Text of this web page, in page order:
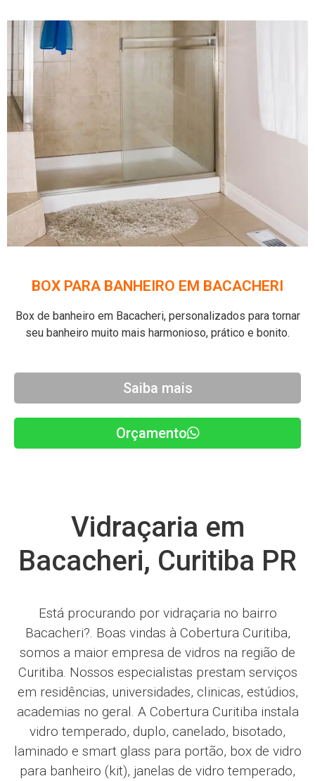
BOX PARA BANHEIRO EM BACACHERI
Box de banheiro em Bacacheri,personalizados para tornar
seu banheiro muito mais harmonioso, prático e bonito.
Saiba mais
Orçamento
Vidraçaria em
Bacacheri, Curitiba PR
Está procurando por vidraçaria no bairro
Bacacheri?. Boas vindas à Cobertura Curitiba,
somos a maior empresa de vidros na região de
Curitiba. Nossos especialistas prestam serviços
em residências, universidades, clinicas, estúdios,
academias no geral. A Cobertura Curitiba instala
vidro temperado, duplo, canelado, bisotado,
laminado e smart glass para portão, box de vidro
para banheiro (kit), janelas de vidro temperado,